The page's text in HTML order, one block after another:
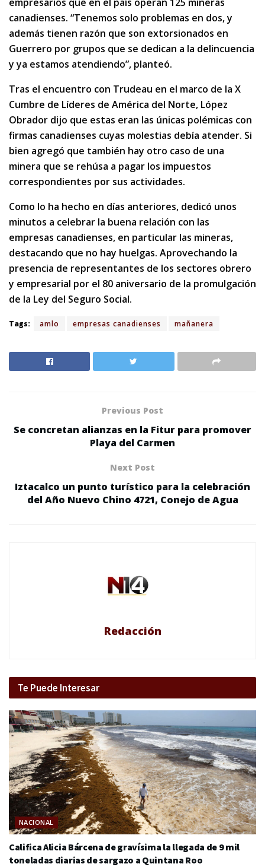
canadienses. “Tenemos solo problemas en dos, y
además tienen razón que son extorsionados en
Guerrero por grupos que se dedican a la delincuencia
y ya estamos atendiendo”, planteó.
Tras el encuentro con Trudeau en el marco de la X
Cumbre de Líderes de América del Norte, López
Obrador dijo que estas eran las únicas polémicas con
firmas canadienses cuyas molestias debía atender. Si
bien agregó que también hay otro caso de una
minera que se rehúsa a pagar los impuestos
correspondientes por sus actividades.
Como lo ha hecho en días anteriores, dedicó unos
minutos a celebrar la buena relación con las
empresas canadienses, en particular las mineras,
destacando que no hay huelgas. Aprovechando la
presencia de representantes de los sectores obrero
y empresarial por el 80 aniversario de la promulgación
de la Ley del Seguro Social.
Tags: amlo empresas canadienses mañanera
Previous Post
Se concretan alianzas en la Fitur para promover
Playa del Carmen
Next Post
Iztacalco un punto turístico para la celebración
del Año Nuevo Chino 4721, Conejo de Agua
Redacción
Te Puede Interesar
NACIONAL
Califica Alicia Bárcena de gravísima la llegada de 9 mil
toneladas diarias de sargazo a Quintana Roo